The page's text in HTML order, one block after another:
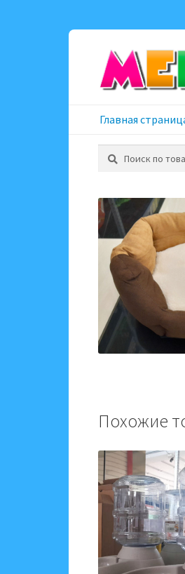
навигации
содержимому
Главная
Искать:
Похожие